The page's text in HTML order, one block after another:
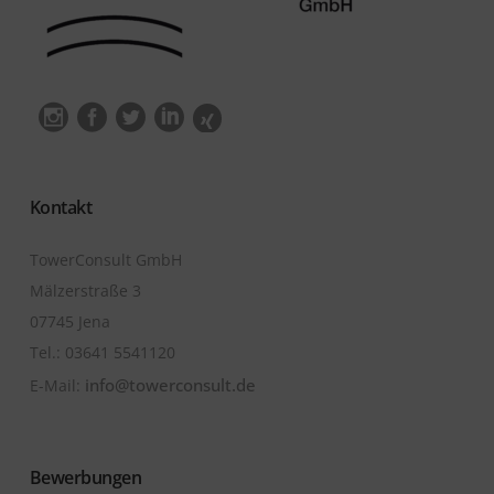
Kontakt
TowerConsult GmbH
Mälzerstraße 3
07745 Jena
Tel.: ‭03641 5541120
E-Mail: info@towerconsult.de
Bewerbungen